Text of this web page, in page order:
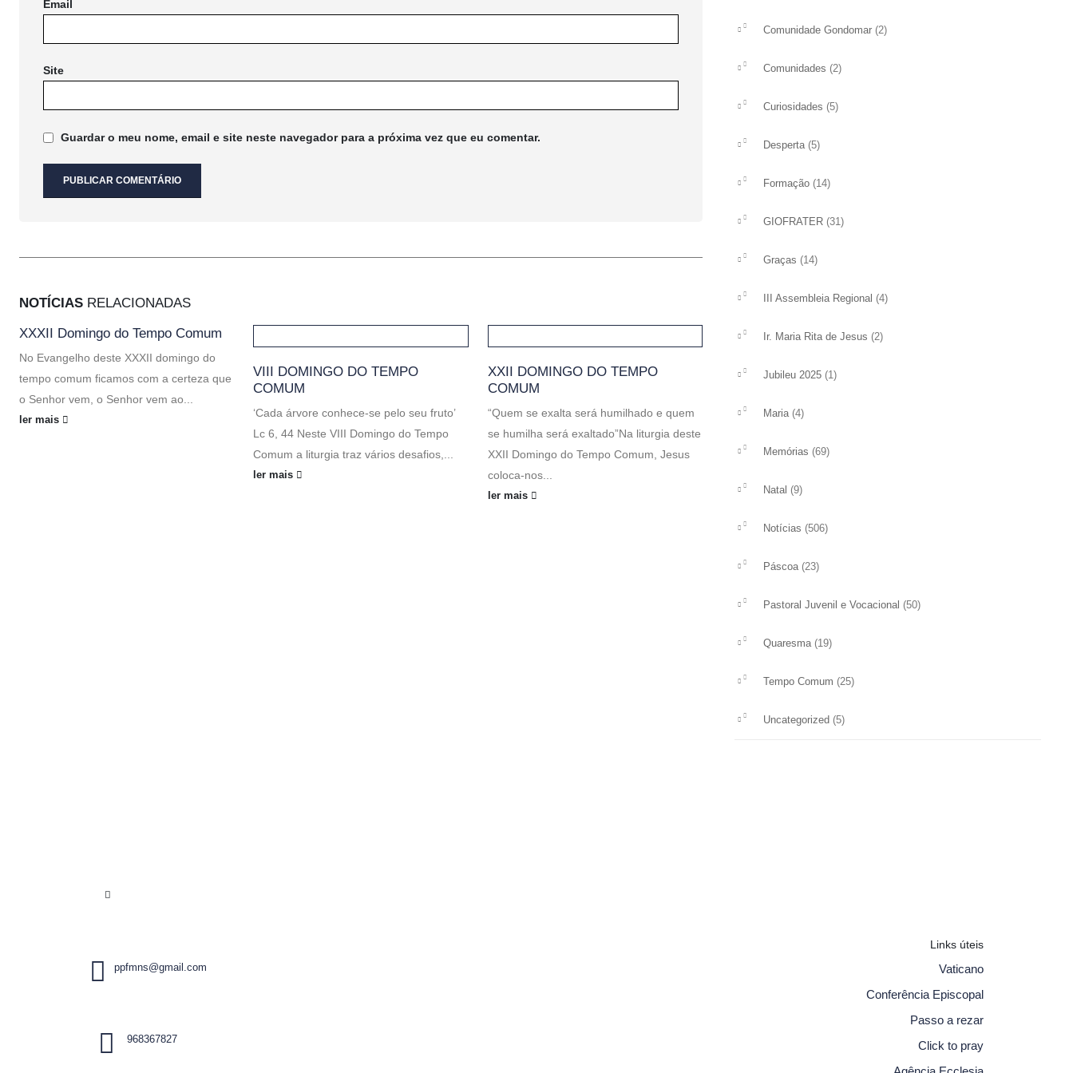
Email
Site
Guardar o meu nome, email e site neste navegador para a próxima vez que eu comentar.
NOTÍCIAS RELACIONADAS
XXXII Domingo do Tempo Comum
No Evangelho deste XXXII domingo do
tempo comum ficamos com a certeza que
o Senhor vem, o Senhor vem ao...
ler mais
VIII DOMINGO DO TEMPO
COMUM
‘Cada árvore conhece-se pelo seu fruto’
Lc 6, 44 Neste VIII Domingo do Tempo
Comum a liturgia traz vários desafios,...
ler mais
XXII DOMINGO DO TEMPO
COMUM
“Quem se exalta será humilhado e quem
se humilha será exaltado”Na liturgia deste
XXII Domingo do Tempo Comum, Jesus
coloca-nos...
ler mais
Estigmas de São Francisco
Francisco as recebeu no Monte Alverne.
Comunidade Gondomar (2)
Comunidades (2)
Curiosidades (5)
Desperta (5)
Formação (14)
GIOFRATER (31)
Graças (14)
III Assembleia Regional (4)
Ir. Maria Rita de Jesus (2)
Jubileu 2025 (1)
Maria (4)
Memórias (69)
Natal (9)
Notícias (506)
Páscoa (23)
Pastoral Juvenil e Vocacional (50)
Quaresma (19)
Tempo Comum (25)
Uncategorized (5)
ppfmns@gmail.com
968367827
Links úteis
Vaticano
Conferência Episcopal
Passo a rezar
Click to pray